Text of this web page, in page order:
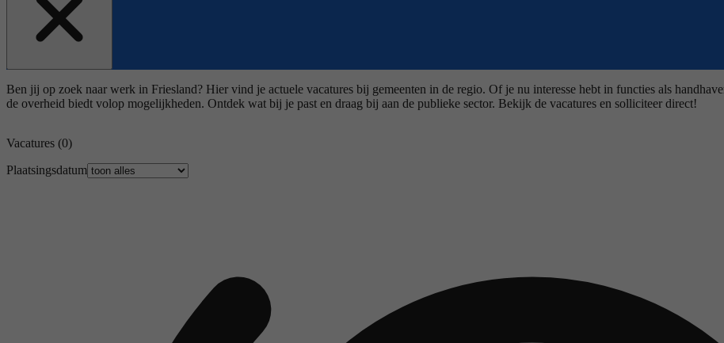
Ben jij op zoek naar werk in Friesland? Hier vind je actuele vacatures bij gemeenten in de regio. Of je nu interesse hebt in functies als
de overheid biedt volop mogelijkheden. Ontdek wat bij je past en draag bij aan de publieke sector. Bekijk de vacatures en solliciteer direct!
Vacatures (0)
Plaatsingsdatum